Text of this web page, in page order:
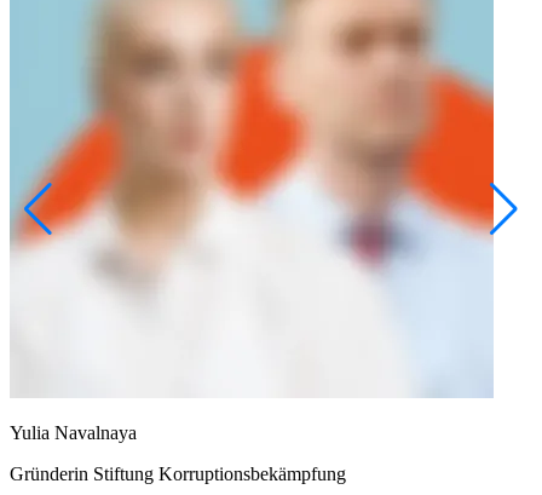
Yulia Navalnaya
Gründerin Stiftung Korruptionsbekämpfung